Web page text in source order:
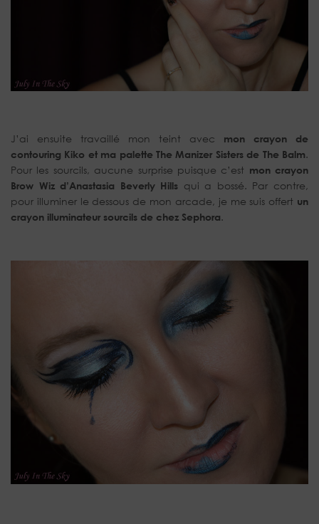
J’ai ensuite travaillé mon teint avec mon crayon de
contouring Kiko et ma palette The Manizer Sisters de The Balm.
Pour les sourcils, aucune surprise puisque c’est mon crayon
Brow Wiz d’Anastasia Beverly Hills qui a bossé. Par contre,
pour illuminer le dessous de mon arcade, je me suis offert un
crayon illuminateur sourcils de chez Sephora.